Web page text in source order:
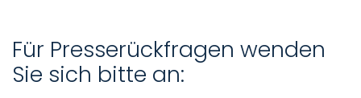
Für Presserückfragen wenden
Sie sich bitte an: